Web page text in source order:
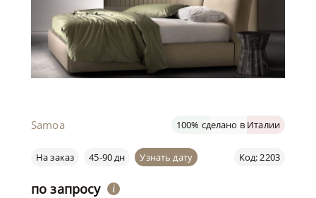
Samoa 100% сделано в Италии
Код: 2203
На заказ 45-90 дн Узнать дату
по запросу i